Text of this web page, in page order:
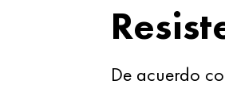
De acuerdo